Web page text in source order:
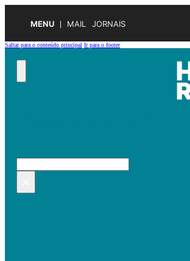
MENU MAIL JORNAIS
Saltar para o conteúdo principal Ir para o footer
Pesquisar